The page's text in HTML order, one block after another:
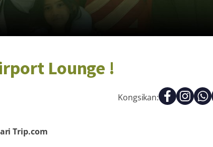
Lounge !
Kongsikan:
Trip.com